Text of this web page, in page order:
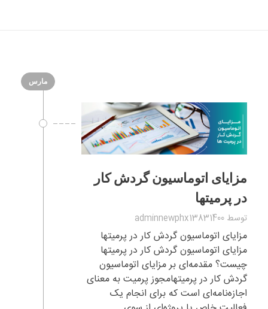
مارس
مزایای اتوماسیون گردش کار
در پرمیتها
توسط adminnewphx13831400
مزایای اتوماسیون گردش کار در پرمیتها
مزایای اتوماسیون گردش کار در پرمیتها
چیست؟ مقدمه‌ای بر مزایای اتوماسیون
گردش کار در پرمیتهامجوز پرمیت به معنای
اجازه‌نامه‌ای است که برای انجام یک